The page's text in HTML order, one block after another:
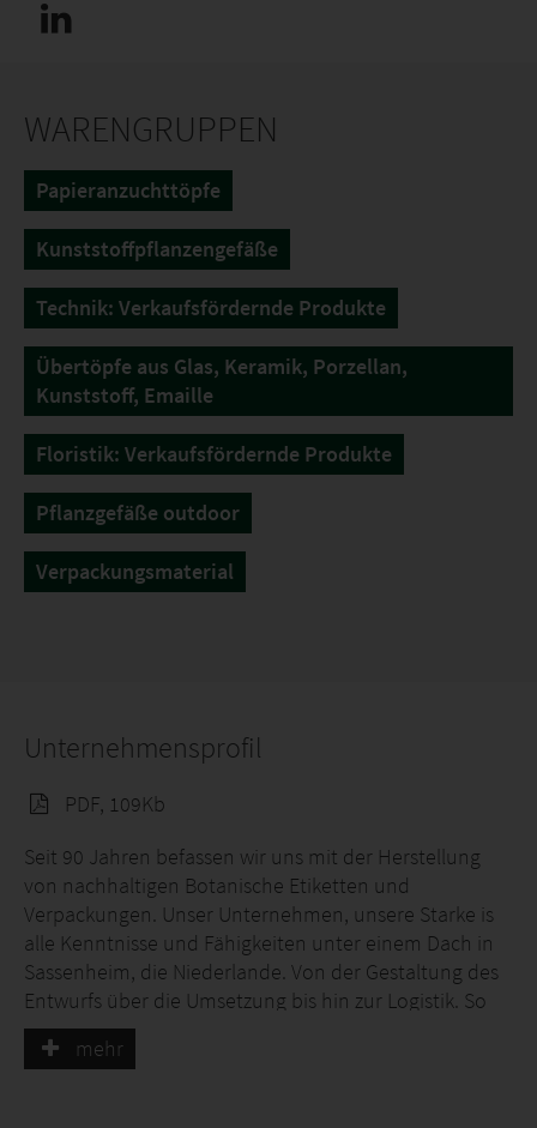
WARENGRUPPEN
Papieranzuchttöpfe
Kunststoffpflanzengefäße
Technik: Verkaufsfördernde Produkte
Übertöpfe aus Glas, Keramik, Porzellan,
Kunststoff, Emaille
Floristik: Verkaufsfördernde Produkte
Pflanzgefäße outdoor
Verpackungsmaterial
Unternehmensprofil
PDF, 109Kb
Seit 90 Jahren befassen wir uns mit der Herstellung
von nachhaltigen Botanische Etiketten und
Verpackungen. Unser Unternehmen, unsere Starke is
alle Kenntnisse und Fähigkeiten unter einem Dach in
Sassenheim, die Niederlande. Von der Gestaltung des
Entwurfs über die Umsetzung bis hin zur Logistik. So
haben wir die volle Kontrolle über die Qualität und Sie
haben einen einzigen Ansprechpartner für das
mehr